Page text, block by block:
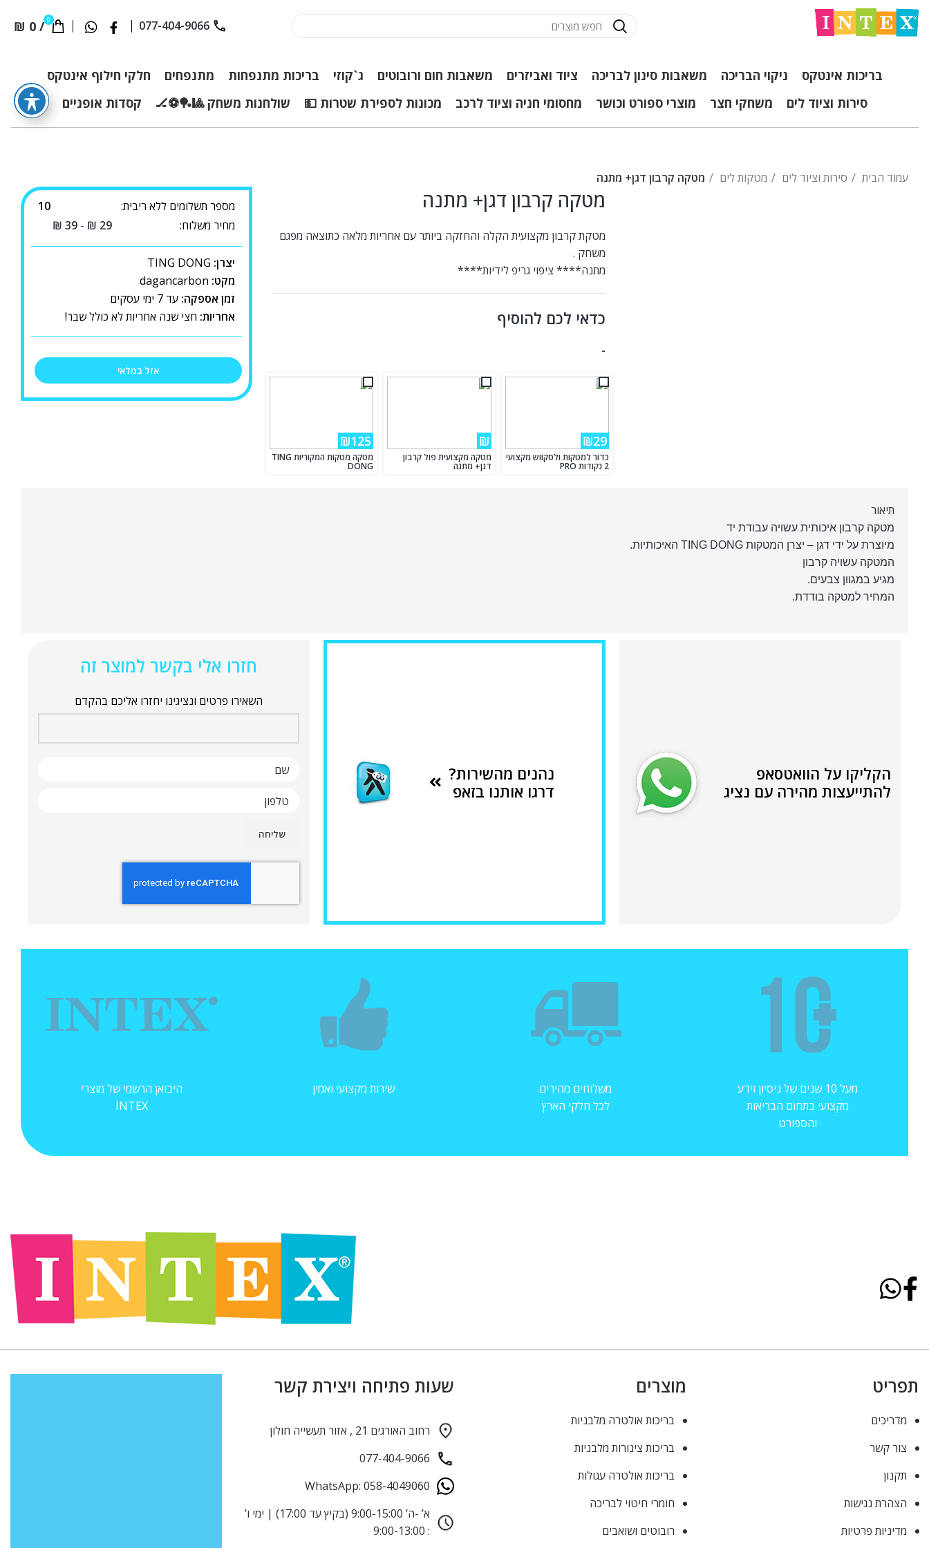
077-404-9066
0
/
₪ 0
בריכות אינטקס ניקוי הבריכה משאבות סינון לבריכה ציוד ואביזרים משאבות חום ורובוטים ג`קוזי בריכות מתנפחות מתנפחים
חלקי חילוף אינטקס
סירות וציוד לים
משחקי חצר מוצרי ספורט וכושר מחסומי חניה וציוד לרכב מכונות לספירת שטרות 💵 שולחנות משחק 🎱🏓⚽🏒 קסדות אופניים
עמוד הבית סירות וציוד לים מטקות לים מטקה קרבון דגן+ מתנה
מטקה קרבון דגן+ מתנה
מטקת קרבון מקצועית הקלה והחזקה ביותר עם אחריות מלאה כתוצאה מפגם
משחק .
מתנה**** ציפוי גריפ לידיות****
כדאי לכם להוסיף
-
₪29
כדור למטקות ולסקווש מקצועי
2 נקודות PRO
₪
מטקה מקצועית פול קרבון
דגן+ מתנה
₪125
מטקה מטקות המקוריות TING
DONG
מספר תשלומים ללא ריבית:
10
מחיר משלוח:
₪ 29
-
₪ 39
יצרן: TING DONG
מקט: dagancarbon
זמן אספקה: עד 7 ימי עסקים
אחריות: חצי שנה אחריות לא כולל שבר!
אזל במלאי
תיאור
מטקה קרבון איכותית עשויה עבודת יד
מיוצרת על ידי דגן – יצרן המטקות TING DONG האיכותיות.
המטקה עשויה קרבון
מגיע במגוון צבעים.
המחיר למטקה בודדת.
הקליקו על הוואטסאפ
להתייעצות מהירה עם נציג
נהנים מהשירות?
דרגו אותנו בזאפ
חזרו אלי בקשר למוצר זה
השאירו פרטים ונציגינו יחזרו אליכם בהקדם
מעל 10 שנים של ניסיון וידע
מקצועי בתחום הבריאות
והספורט
משלוחים מהירים
לכל חלקי הארץ
שירות מקצועי ואמין
היבואן הרשמי של מוצרי
INTEX
תפריט
מדריכים
צור קשר
תקנון
הצהרת נגישות
מדיניות פרטיות
מוצרים
בריכות אולטרה מלבניות
בריכות צינורות מלבניות
בריכות אולטרה עגולות
חומרי חיטוי לבריכה
רובוטים ושואבים
שעות פתיחה ויצירת קשר
רחוב האורגים 21 , אזור תעשייה חולון
077-404-9066
WhatsApp: 058-4049060
א’ -ה’ 9:00-15:00 (בקיץ עד 17:00) | ימי ו’
: 9:00-13:00